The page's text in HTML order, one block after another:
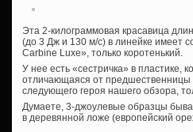
Эта 2-килограммовая красавица
(до 3 Дж и 130 м/с) в линейке имеет
Carbine Luxe», только коротенький.
У нее есть «сестричка» в пластике,
отличающаяся от предшественницы
следующего героя нашего обзора,
Думаете, 3-джоулевые образцы
в деревянной ложе (европейский